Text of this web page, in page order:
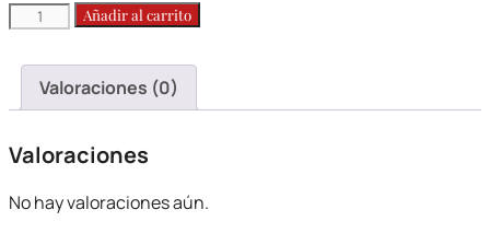
Outlet
S,
X,
Z
Añadir al carrito
Valoraciones (0)
Valoraciones
No hay valoraciones aún.